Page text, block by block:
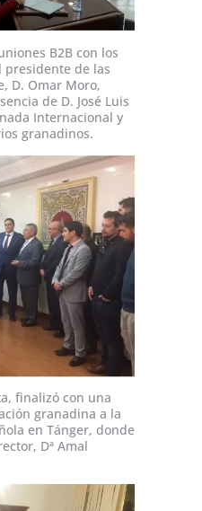
B2B con los
presidente de las
D. Omar Moro,
de D. José Luis
Internacional y
granadinos.
finalizó con una
granadina a la
en Tánger, donde
Dª Amal